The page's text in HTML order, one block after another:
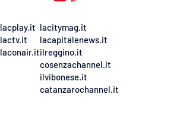
lacplay.it
lactv.it
laconair.it
lacitymag.it
lacapitalenews.it
ilreggino.it
cosenzachannel.it
ilvibonese.it
catanzarochannel.it